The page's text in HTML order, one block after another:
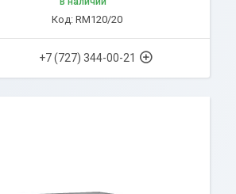
RM120/20
+7 (727) 344-00-21